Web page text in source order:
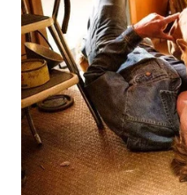
WN
LABUANBAJO
WN
BORNEO
Wahana
Media
Group